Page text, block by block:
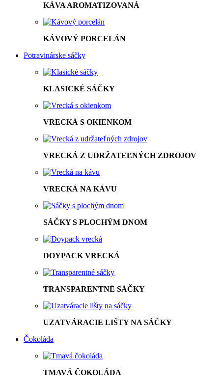
KÁVA AROMATIZOVANÁ
KÁVOVÝ PORCELÁN
Potravinárske sáčky
KLASICKÉ SÁČKY
VRECKÁ S OKIENKOM
VRECKÁ Z UDRŽATEĽNÝCH ZDROJOV
VRECKÁ NA KÁVU
SÁČKY S PLOCHÝM DNOM
DOYPACK VRECKÁ
TRANSPARENTNÉ SÁČKY
UZATVÁRACIE LIŠTY NA SÁČKY
Čokoláda
TMAVÁ ČOKOLÁDA